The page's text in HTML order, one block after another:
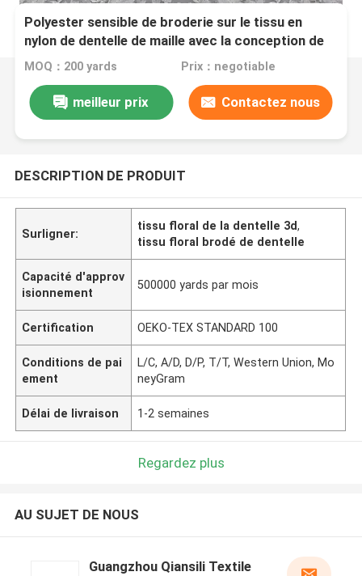
Polyester sensible de broderie sur le tissu en
nylon de dentelle de maille avec la conception de
la fleur 3D
MOQ：200 yards Prix：negotiable
meilleur prix Contactez nous
DESCRIPTION DE PRODUIT
Surligner:
tissu floral de la dentelle 3d,
tissu floral brodé de dentelle
Capacité d'approv
isionnement
500000 yards par mois
Certification OEKO-TEX STANDARD 100
Conditions de pai
ement
L/C, A/D, D/P, T/T, Western Union, Mo
neyGram
Délai de livraison 1-2 semaines
Regardez plus
AU SUJET DE NOUS
Guangzhou Qiansili Textile